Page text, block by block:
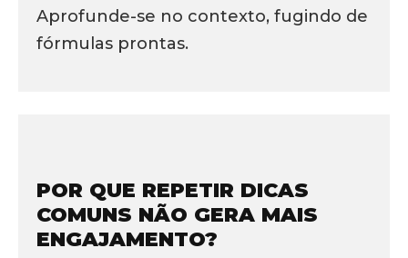
Aprofunde-se no contexto, fugindo de
fórmulas prontas.
POR QUE REPETIR DICAS
COMUNS NÃO GERA MAIS
ENGAJAMENTO?